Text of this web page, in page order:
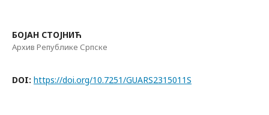
БОЈАН СТОЈНИЋ
Архив Републике Српске
DOI: https://doi.org/10.7251/GUARS2315011S